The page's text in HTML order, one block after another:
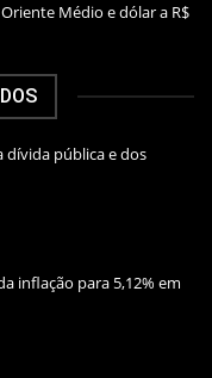
Médio e dólar a R$
dívida pública e dos
inflação para 5,12% em